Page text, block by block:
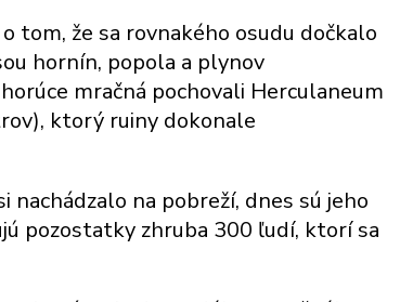
tom, že sa rovnakého osudu dočkalo
hornín, popola a plynov
mračná pochovali Herculaneum
ktorý ruiny dokonale
na pobreží, dnes sú jeho
pozostatky zhruba 300 ľudí, ktorí sa